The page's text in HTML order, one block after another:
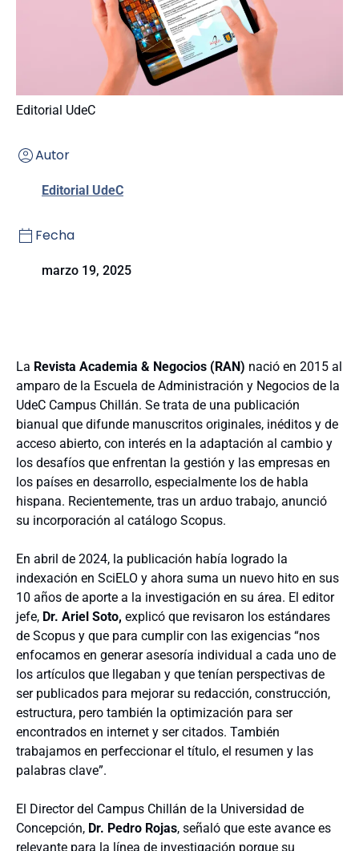
Editorial UdeC
Autor
Editorial UdeC
Fecha
marzo 19, 2025
La Revista Academia & Negocios (RAN) nació en 2015 al
amparo de la Escuela de Administración y Negocios de la
UdeC Campus Chillán. Se trata de una publicación
bianual que difunde manuscritos originales, inéditos y de
acceso abierto, con interés en la adaptación al cambio y
los desafíos que enfrentan la gestión y las empresas en
los países en desarrollo, especialmente los de habla
hispana. Recientemente, tras un arduo trabajo, anunció
su incorporación al catálogo Scopus.
En abril de 2024, la publicación había logrado la
indexación en SciELO y ahora suma un nuevo hito en sus
10 años de aporte a la investigación en su área. El editor
jefe, Dr. Ariel Soto, explicó que revisaron los estándares
de Scopus y que para cumplir con las exigencias “nos
enfocamos en generar asesoría individual a cada uno de
los artículos que llegaban y que tenían perspectivas de
ser publicados para mejorar su redacción, construcción,
estructura, pero también la optimización para ser
encontrados en internet y ser citados. También
trabajamos en perfeccionar el título, el resumen y las
palabras clave”.
El Director del Campus Chillán de la Universidad de
Concepción, Dr. Pedro Rojas, señaló que este avance es
relevante para la línea de investigación porque su